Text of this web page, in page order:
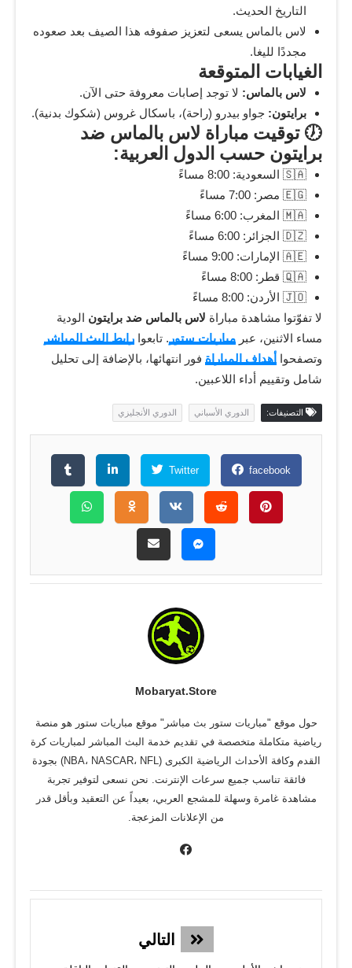
التاريخ الحديث.
لاس بالماس يسعى لتعزيز صفوفه هذا الصيف بعد صعوده
مجددًا لليغا.
الغيابات المتوقعة
لاس بالماس: لا توجد إصابات معروفة حتى الآن.
برايتون: جواو بيدرو (راحة)، باسكال غروس (شكوك بدنية).
🕖 توقيت مباراة لاس بالماس ضد
برايتون حسب الدول العربية:
🇸🇦 السعودية: 8:00 مساءً
🇪🇬 مصر: 7:00 مساءً
🇲🇦 المغرب: 6:00 مساءً
🇩🇿 الجزائر: 6:00 مساءً
🇦🇪 الإمارات: 9:00 مساءً
🇶🇦 قطر: 8:00 مساءً
🇯🇴 الأردن: 8:00 مساءً
لا تفوّتوا مشاهدة مباراة لاس بالماس ضد برايتون الودية
مساء الاثنين، عبرمباريات ستور . تابعوارابط البث المباشر
وتصفحوا أهداف المباراة فور انتهائها، بالإضافة إلى تحليل
شامل وتقييم أداء اللاعبين.
التصنيفات: الدوري الأسباني الدوري الأنجليزي
facebook
Twitter
Mobaryat.store
حول موقع "مباريات ستور بث مباشر" موقع مباريات ستور هو منصة
رياضية متكاملة متخصصة في تقديم خدمة البث المباشر لمباريات كرة
القدم وكافة الأحداث الرياضية الكبرى (NBA، NASCAR، NFL) بجودة
فائقة تناسب جميع سرعات الإنترنت. نحن نسعى لتوفير تجربة
مشاهدة غامرة وسهلة للمشجع العربي، بعيداً عن التعقيد وبأقل قدر
من الإعلانات المزعجة.
التالي